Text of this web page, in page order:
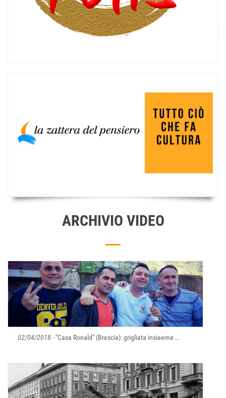
ARCHIVIO VIDEO
02/04/2018- "Casa Ronald" (Brescia): grigliata insieeme...